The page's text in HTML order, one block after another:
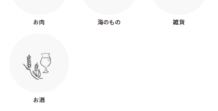
お肉 海のもの 雑貨
お酒